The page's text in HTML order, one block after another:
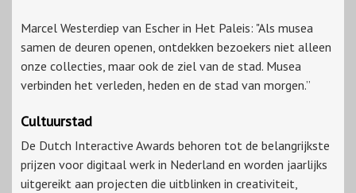
Marcel Westerdiep van Escher in Het Paleis: "Als musea
samen de deuren openen, ontdekken bezoekers niet alleen
onze collecties, maar ook de ziel van de stad. Musea
verbinden het verleden, heden en de stad van morgen.”
Cultuurstad
De Dutch Interactive Awards behoren tot de belangrijkste
prijzen voor digitaal werk in Nederland en worden jaarlijks
uitgereikt aan projecten die uitblinken in creativiteit,